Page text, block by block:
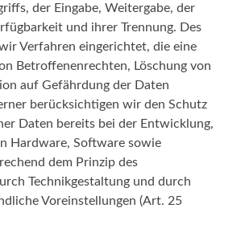
der Eingabe, Weitergabe, der
und ihrer Trennung. Des
Verfahren eingerichtet, die eine
Betroffenenrechten, Löschung von
auf Gefährdung der Daten
berücksichtigen wir den Schutz
Daten bereits bei der Entwicklung,
Hardware, Software sowie
dem Prinzip des
Technikgestaltung und durch
Voreinstellungen (Art. 25